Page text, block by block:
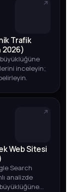
Trafik
2026)
inceleyin;
Web Sitesi
Search
analizde